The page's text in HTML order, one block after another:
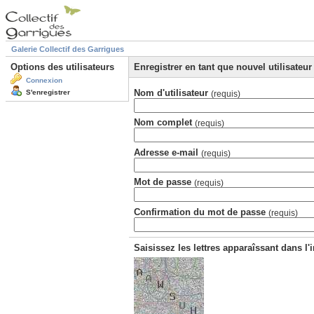
Galerie Collectif des Garrigues
Options des utilisateurs
Connexion
S'enregistrer
Enregistrer en tant que nouvel utilisateur
Nom d'utilisateur (requis)
Nom complet (requis)
Adresse e-mail (requis)
Mot de passe (requis)
Confirmation du mot de passe (requis)
Saisissez les lettres apparaîssant dans